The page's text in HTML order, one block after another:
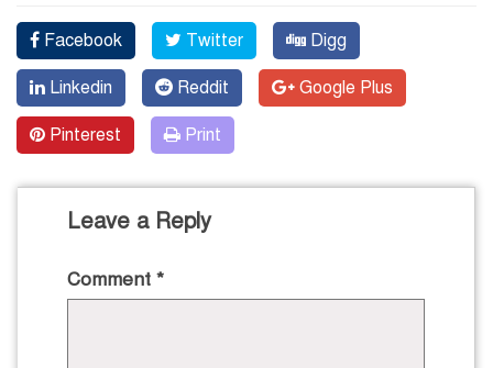
Facebook Twitter Digg
Linkedin Reddit Google Plus
Pinterest Print
Leave a Reply
Comment *